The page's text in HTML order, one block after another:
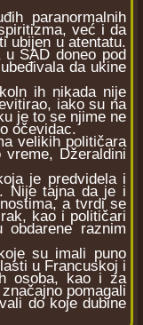
paranormalnih
već i da
ubijen u atentatu.
SAD doneo pod
da ukine
ih nikada nije
iako su na
je to se njime ne
očevidac.
velikih političara
Džeraldini
je predvidela i
Nije tajna da je i
a tvrdi se
kao i političari
raznim
su imali puno
u Francuskoj i
osoba, kao i za
pomagali
do koje dubine